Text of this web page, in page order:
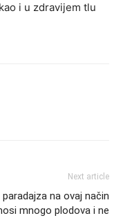
i u zdravijem tlu
Next article
paradajza na ovaj način
mnogo plodova i ne